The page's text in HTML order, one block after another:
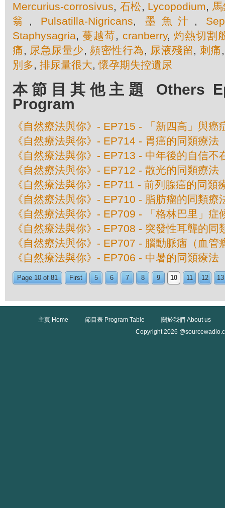
Mercurius-corrosivus, 石松, Lycopodium,
翁
, Pulsatilla-Nigricans, 墨魚汁 ,
Staphysagria,蔓越莓, cranberry, 灼熱切割
痛, 尿急尿量少, 頻密性行為, 尿液殘留, 刺痛
別多, 排尿量很大,懷孕期失控遺尿
本節目其他主題 Others
Program
《自然療法與你》- EP715 - 「新四高」與癌
《自然療法與你》- EP714 - 胃癌的同類療法
《自然療法與你》- EP713 - 中年後的自信不
《自然療法與你》- EP712 - 散光的同類療法
《自然療法與你》- EP711 - 前列腺癌的同類
《自然療法與你》- EP710 - 脂肪瘤的同類療
《自然療法與你》- EP709 - 「格林巴里」症
《自然療法與你》- EP708 - 突發性耳聾的同
《自然療法與你》- EP707 - 腦動脈癅（血管
《自然療法與你》- EP706 - 中暑的同類療法
Page 10 of 81 First 5 6 7 8 9 10 11 12 13
主頁 Home 節目表 Program Table
關於我們 About us
Copyright 2026